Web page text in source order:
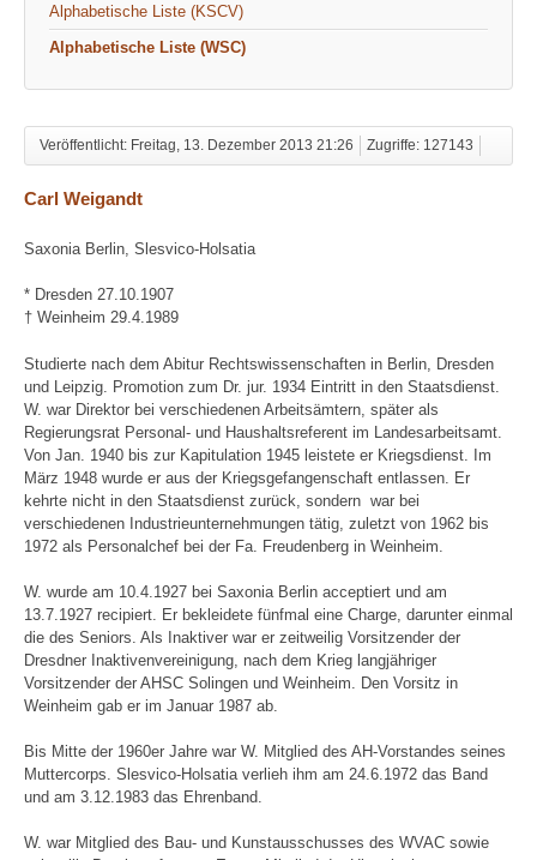
Alphabetische Liste (KSCV)
Alphabetische Liste (WSC)
Veröffentlicht: Freitag, 13. Dezember 2013 21:26 Zugriffe: 127143
Carl Weigandt
Saxonia Berlin, Slesvico-Holsatia
* Dresden 27.10.1907
† Weinheim 29.4.1989
Studierte nach dem Abitur Rechtswissenschaften in Berlin, Dresden
und Leipzig. Promotion zum Dr. jur. 1934 Eintritt in den Staatsdienst.
W. war Direktor bei verschiedenen Arbeitsämtern, später als
Regierungsrat Personal- und Haushaltsreferent im Landesarbeitsamt.
Von Jan. 1940 bis zur Kapitulation 1945 leistete er Kriegsdienst. Im
März 1948 wurde er aus der Kriegsgefangenschaft entlassen. Er
kehrte nicht in den Staatsdienst zurück, sondern war bei
verschiedenen Industrieunternehmungen tätig, zuletzt von 1962 bis
1972 als Personalchef bei der Fa. Freudenberg in Weinheim.
W. wurde am 10.4.1927 bei Saxonia Berlin acceptiert und am
13.7.1927 recipiert. Er bekleidete fünfmal eine Charge, darunter einmal
die des Seniors. Als Inaktiver war er zeitweilig Vorsitzender der
Dresdner Inaktivenvereinigung, nach dem Krieg langjähriger
Vorsitzender der AHSC Solingen und Weinheim. Den Vorsitz in
Weinheim gab er im Januar 1987 ab.
Bis Mitte der 1960er Jahre war W. Mitglied des AH-Vorstandes seines
Muttercorps. Slesvico-Holsatia verlieh ihm am 24.6.1972 das Band
und am 3.12.1983 das Ehrenband.
W. war Mitglied des Bau- und Kunstausschusses des WVAC sowie